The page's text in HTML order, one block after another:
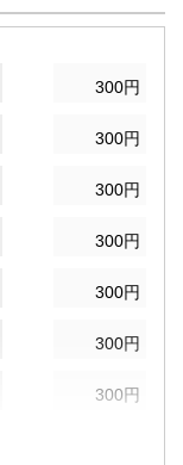
300円
300円
300円
300円
300円
300円
300円